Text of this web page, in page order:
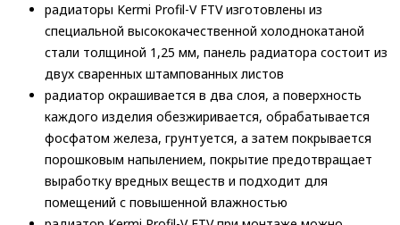
радиаторы Kermi Profil-V FTV изготовлены из
специальной высококачественной холоднокатаной
стали толщиной 1,25 мм, панель радиатора состоит из
двух сваренных штампованных листов
радиатор окрашивается в два слоя, а поверхность
каждого изделия обезжиривается, обрабатывается
фосфатом железа, грунтуется, а затем покрывается
порошковым напылением, покрытие предотвращает
выработку вредных веществ и подходит для
помещений с повышенной влажностью